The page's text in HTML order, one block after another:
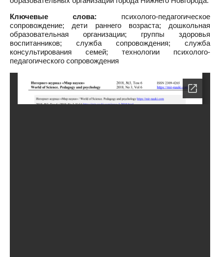
Ключевые слова: психолого-педагогическое
сопровождение; дети раннего возраста; дошкольная
образовательная организации; группы здоровья
воспитанников; служба сопровождения; служба
консультирования семей; технологии психолого-
педагогического сопровождения